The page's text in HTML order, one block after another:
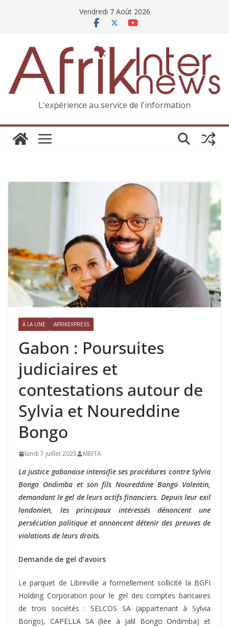
Vendredi 7 Août 2026
L'expérience au service de l'information
À LA UNE AFRIKEXPRESS
Gabon : Poursuites
judiciaires et
contestations autour de
Sylvia et Noureddine
Bongo
lundi 7 juillet 2025 MBITA
La justice gabonaise intensifie ses procédures contre Sylvia
Bongo Ondimba et son fils Noureddine Bongo Valentin,
demandant le gel de leurs actifs financiers. Depuis leur exil
londonien, les principaux intéressés dénoncent une
persécution politique et annoncent détenir des preuves de
violations de leurs droits.
Demande de gel d’avoirs
Le parquet de Libreville a formellement sollicité la BGFI
Holding Corporation pour le gel des comptes bancaires
de trois sociétés : SELCOS SA (appartenant à Sylvia
Bongo), CAPELLA SA (liée à Jalil Bongo Ondimba) et